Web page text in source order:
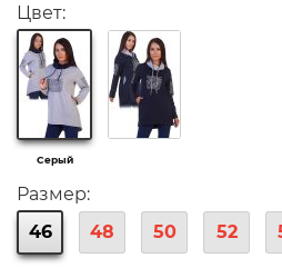
Цвет:
Серый
Размер:
46
48 50 52